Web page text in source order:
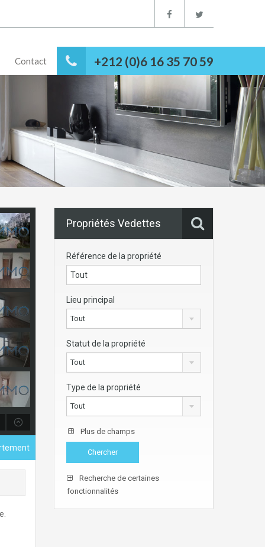
+212 (0)6 16 35 70 59
Contact
Propriétés Vedettes
Référence de la propriété
Lieu principal
Tout
Statut de la propriété
Tout
Type de la propriété
Tout
Plus de champs
Recherche de certaines
fonctionnalités